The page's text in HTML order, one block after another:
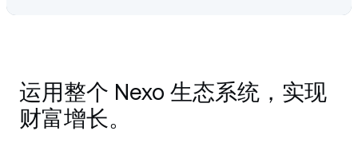
运用整个 Nexo 生态系统，实现
财富增长。